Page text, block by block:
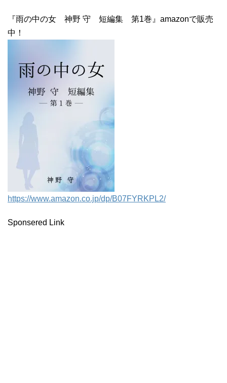
『雨の中の女 神野 守 短編集 第1巻』amazonで販売
中！
https://www.amazon.co.jp/dp/B07FYRKPL2/
Sponsered Link